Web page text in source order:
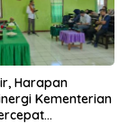
Harapan
Kementerian